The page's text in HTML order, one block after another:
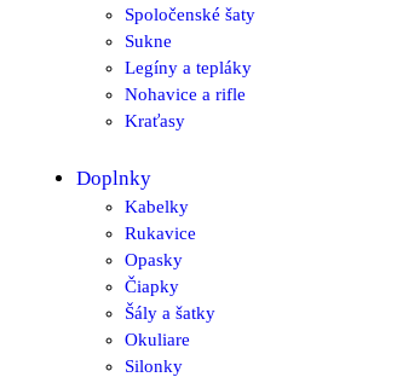
Spoločenské šaty
Sukne
Legíny a tepláky
Nohavice a rifle
Kraťasy
Doplnky
Kabelky
Rukavice
Opasky
Čiapky
Šály a šatky
Okuliare
Silonky